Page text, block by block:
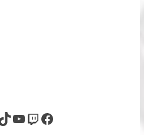
YouTube Twitch Facebook